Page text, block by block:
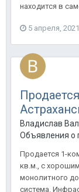
находится в
5 апреля, 2021
Владислав
Объявления о
Продается 1-
кв.м., с
монолитного
система.